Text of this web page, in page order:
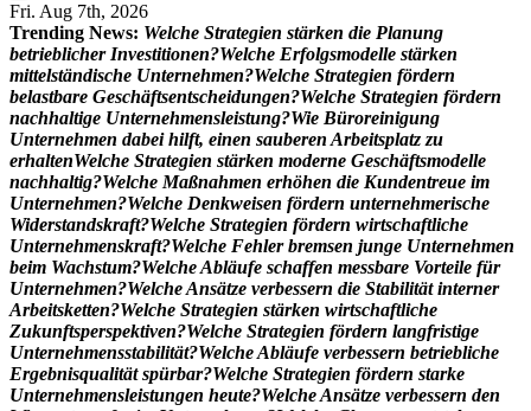
Fri. Aug 7th, 2026
Trending News: Welche Strategien stärken die Planung
betrieblicher Investitionen?Welche Erfolgsmodelle stärken
mittelständische Unternehmen?Welche Strategien fördern
belastbare Geschäftsentscheidungen?Welche Strategien fördern
nachhaltige Unternehmensleistung?Wie Büroreinigung
Unternehmen dabei hilft, einen sauberen Arbeitsplatz zu
erhaltenWelche Strategien stärken moderne Geschäftsmodelle
nachhaltig?Welche Maßnahmen erhöhen die Kundentreue im
Unternehmen?Welche Denkweisen fördern unternehmerische
Widerstandskraft?Welche Strategien fördern wirtschaftliche
Unternehmenskraft?Welche Fehler bremsen junge Unternehmen
beim Wachstum?WelcheAbläufe schaffen messbare Vorteile für
Unternehmen?WelcheAnsätze verbessern die Stabilität interner
Arbeitsketten?Welche Strategien stärken wirtschaftliche
Zukunftsperspektiven?Welche Strategien fördern langfristige
Unternehmensstabilität?WelcheAbläufe verbessern betriebliche
Ergebnisqualität spürbar?Welche Strategien fördern starke
Unternehmensleistungen heute?WelcheAnsätze verbessern den